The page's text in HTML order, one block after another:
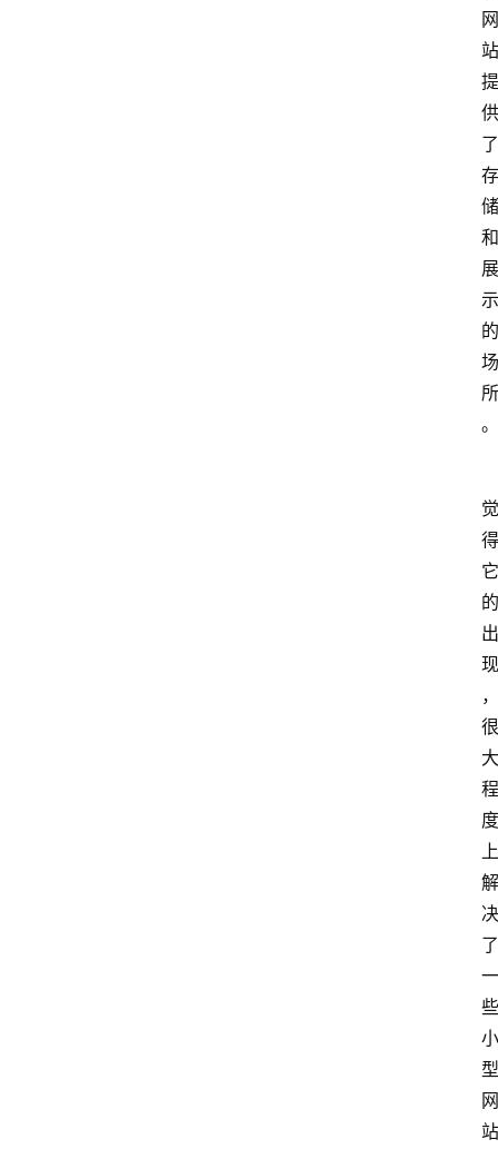
网
站
提
供
了
存
储
和
展
示
的
场
所
。
觉
得
它
的
出
现
，
很
大
程
度
上
解
决
了
一
些
小
型
网
站